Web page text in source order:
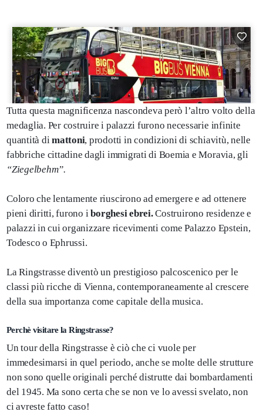
Tutta questa magnificenza nascondeva però l’altro volto della
medaglia. Per costruire i palazzi furono necessarie infinite
quantità dimattoni, prodotti in condizioni di schiavitù, nelle
fabbriche cittadine dagli immigrati di Boemia e Moravia, gli
“Ziegelbehm”.
Coloro che lentamente riuscirono ad emergere e ad ottenere
pieni diritti, furono iborghesi ebrei.Costruirono residenze e
palazzi in cui organizzare ricevimenti come Palazzo Epstein,
Todesco o Ephrussi.
La Ringstrasse diventò un prestigioso palcoscenico per le
classi più ricche di Vienna, contemporaneamente al crescere
della sua importanza come capitale della musica.
Perchè visitare la Ringstrasse?
Un tour della Ringstrasse è ciò che ci vuole per
immedesimarsi in quel periodo, anche se molte delle strutture
non sono quelle originali perché distrutte dai bombardamenti
del 1945. Ma sono certa che se non ve lo avessi svelato, non
ci avreste fatto caso!